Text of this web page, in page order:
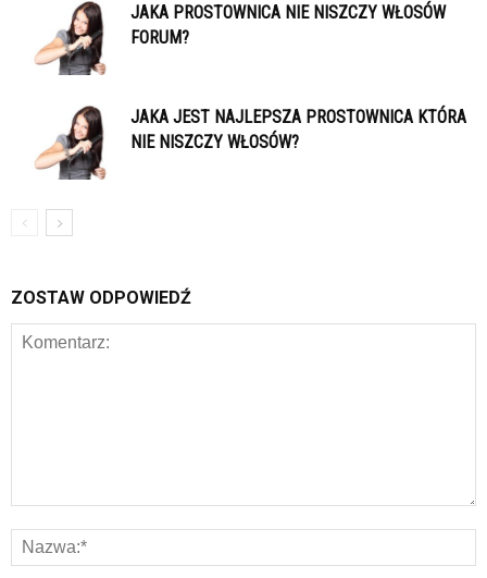
JAKA PROSTOWNICA NIE NISZCZY WŁOSÓW
FORUM?
JAKA JEST NAJLEPSZA PROSTOWNICA KTÓRA
NIE NISZCZY WŁOSÓW?
ZOSTAW ODPOWIEDŹ